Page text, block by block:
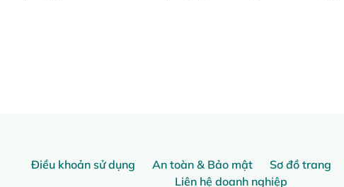
Điều khoản sử dụng An toàn & Bảo mật Sơ đồ trang
Liên hệ doanh nghiệp